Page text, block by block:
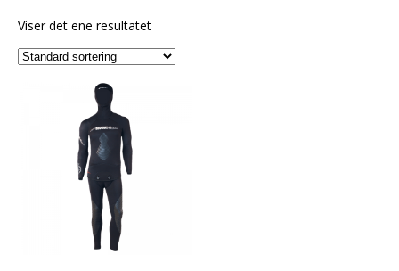
Viser det ene resultatet